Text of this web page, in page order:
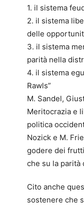
1. il sistema
2. il sistema
delle
3. il sistema
parità nella
4. il sistema
Rawls”
M. Sandel,
Meritocrazia e
politica
Nozick e M.
godere dei
che su la
Cito anche
sostenere che